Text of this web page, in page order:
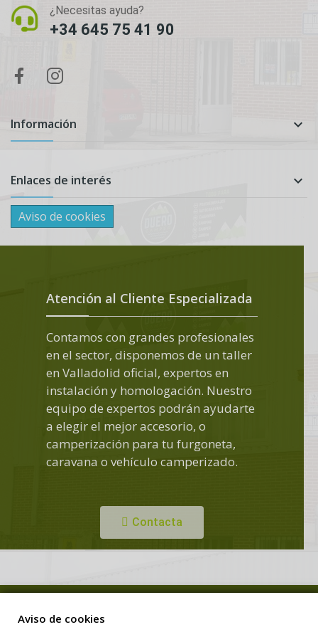
¿Necesitas ayuda?
+34 645 75 41 90
Información 
Enlaces de interés 
Aviso de cookies
Atención al Cliente Especializada
Contamos con grandes profesionales
en el sector, disponemos de un taller
en Valladolid oficial, expertos en
instalación y homologación. Nuestro
equipo de expertos podrán ayudarte
a elegir el mejor accesorio, o
camperización para tu furgoneta,
caravana o vehículo camperizado.
Contacta
Aviso de cookies